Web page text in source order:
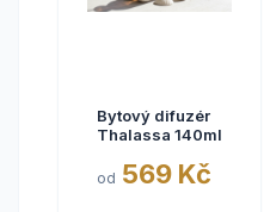
Bytový difuzér
Thalassa 140ml
od 569 Kč